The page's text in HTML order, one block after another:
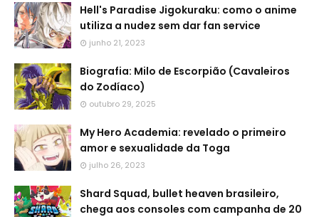
Hell's Paradise Jigokuraku: como o anime
utiliza a nudez sem dar fan service
junho 21, 2023
Biografia: Milo de Escorpião (Cavaleiros
do Zodíaco)
outubro 29, 2025
My Hero Academia: revelado o primeiro
amor e sexualidade da Toga
julho 26, 2023
Shard Squad, bullet heaven brasileiro,
chega aos consoles com campanha de 20